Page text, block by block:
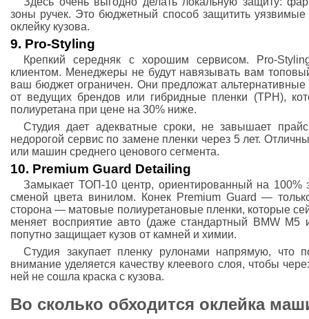
зоны ручек. Это бюджетный способ защитить
оклейку кузова.
9. Pro-Styling
Крепкий середняк с хорошим сервисом. Pro-
клиентом. Менеджеры не будут навязывать вам
ваш бюджет ограничен. Они предложат
от ведущих брендов или гибридные пленки (TPH),
полиуретана при цене на 30% ниже.
Студия дает адекватные сроки, не завышает
недорогой сервис по замене пленки через 5 лет.
или машин среднего ценового сегмента.
10. Premium Guard Detailing
Замыкает ТОП-10 центр, ориентированный на 100%
сменой цвета винилом. Конек Premium Guard —
сторона — матовые полиуретановые пленки, которые
меняет восприятие авто (даже стандартный BMW
попутно защищает кузов от камней и химии.
Студия закупает пленку рулонами напрямую, что
внимание уделяется качеству клеевого слоя, чтобы
ней не сошла краска с кузова.
Во сколько обходится оклейка